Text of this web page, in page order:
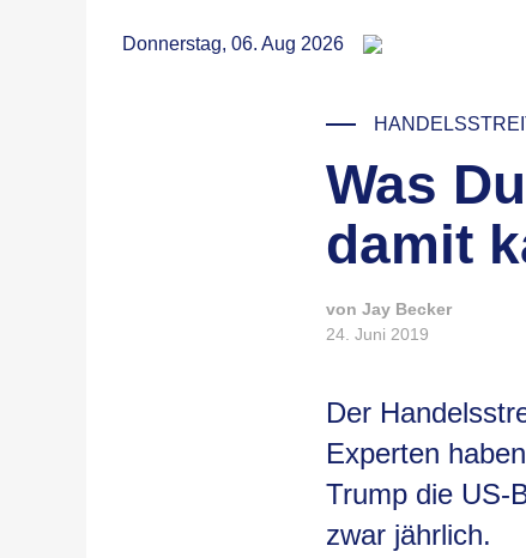
Donnerstag, 06. Aug 2026 RSS
Was
damit
von Jay Becker
24. Juni 2019
Der
Experten
Trump die US-
zwar jährlich.